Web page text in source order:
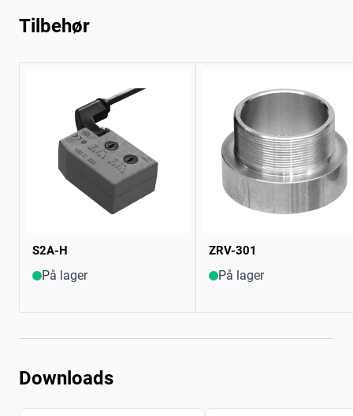
Tilbehør
S2A-H
På lager
ZRV-301
På lager
Downloads